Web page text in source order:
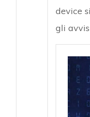
device
gli